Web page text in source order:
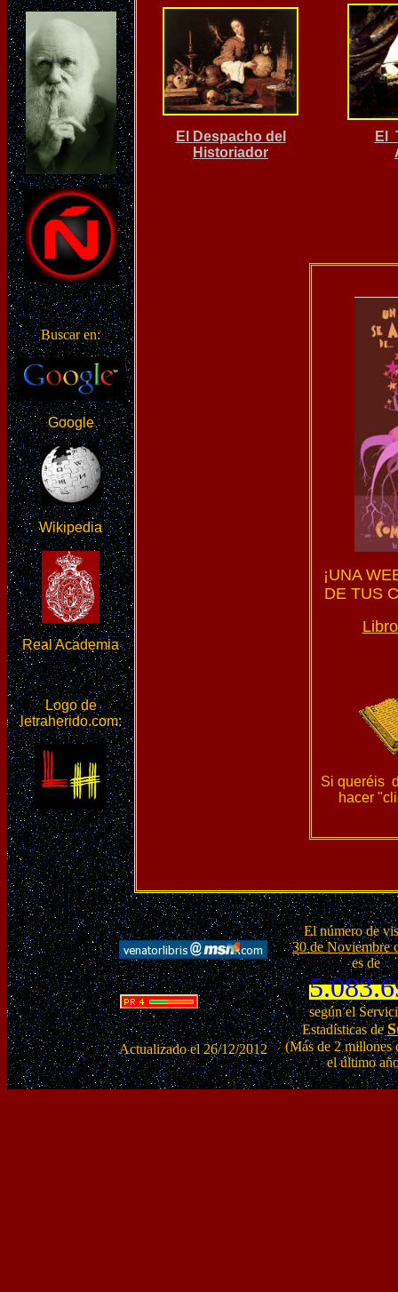
Buscar en:
Google
Wikipedia
Real Academia
Logo de
letraherido.com:
El Despacho del
Historiador
El
¡UNA
DE TUS
Si queréis
hacer
El número de
30 de Noviembre
es de
según el
Estadísticas de
(Más de 2 millones
el último
Actualizado el 26/12/2012